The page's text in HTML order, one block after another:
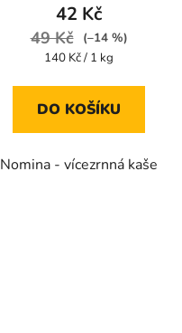
42 Kč
49 Kč
(–14 %)
Měrná
140 Kč / 1 kg
DO KOŠÍKU
Nomina - vícezrnná kaše